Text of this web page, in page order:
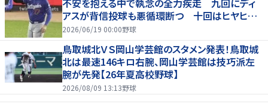
不安を抱える中で執念の全力疾走 九回にディ
アスが背信投球も悪循環断つ 十回はヒヤヒヤ
もリード守る
2026/06/19 00:00野球
鳥取城北ＶＳ岡山学芸館のスタメン発表！鳥取城
北は最速146キロ右腕、岡山学芸館は技巧派左
腕が先発【26年夏高校野球】
2026/08/09 13:13野球